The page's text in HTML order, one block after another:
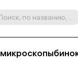
Поиск, по названию, артикулу, категории и др.
микроскопы